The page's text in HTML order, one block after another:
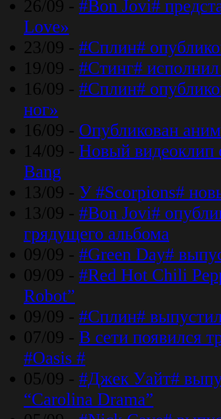
26/09 - #Bon Jovi#
Love»
23/09 - #Сплин#
19/09 - #Стинг#
16/09 - #Сплин#
ног»
16/09 - Опубликован
14/09 - Новый видеоклип
Bang
13/09 - У #Scorpions#
13/09 - #Bon Jovi#
грядущего альбома
09/09 - #Green Day#
09/09 - #Red Hot Chili
Robot”
09/09 - #Сплин#
07/09 - В сети появился
#Oasis #
05/09 - #Джек Уайт#
“Carolina Drama”